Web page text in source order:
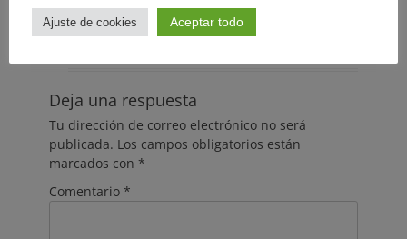
Seguiremos dando guerra. Un abrazo.
Responder
Deja una respuesta
Tu dirección de correo electrónico no será
publicada. Los campos obligatorios están
marcados con *
Comentario *
Ajuste de cookies Aceptar todo